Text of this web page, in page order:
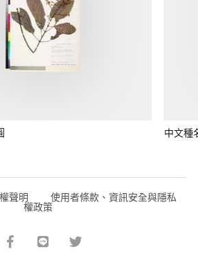
中文種
聲明 使用者條款、資訊安全與隱私
權政策